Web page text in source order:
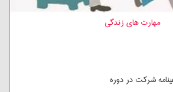
مهارت های زندگی
شرکت در دوره